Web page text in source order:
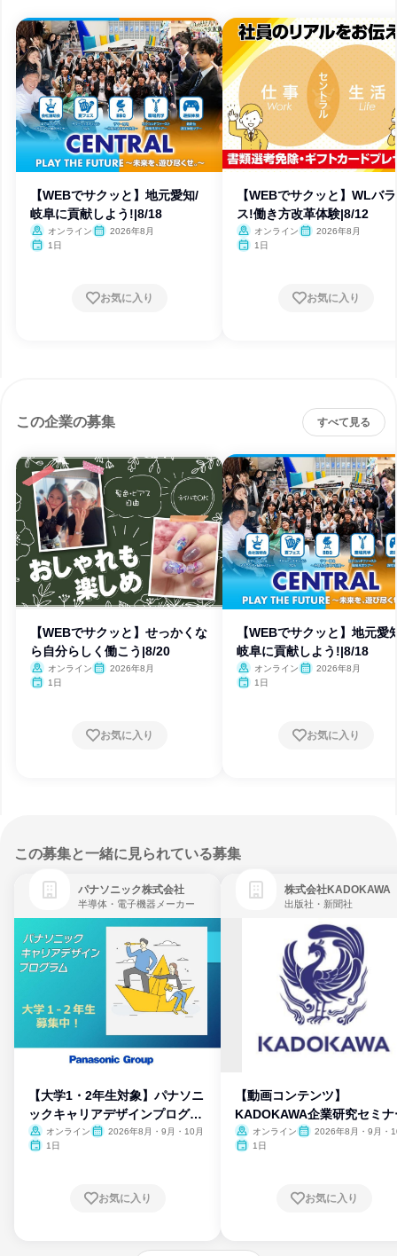
【WEBでサクッと】地元愛知/
岐阜に貢献しよう!|8/18
オンライン
2026年8月
1日
お気に入り
【WEBでサクッと】WLバ
ス!働き⽅改⾰体験|8/12
オンライン
2026年8月
1日
お気に入り
この企業の募集 すべて見る
【WEBでサクッと】せっかくな
ら自分らしく働こう|8/20
オンライン
2026年8月
1日
お気に入り
【WEBでサクッと】地元愛
岐阜に貢献しよう!|8/18
オンライン
2026年8月
1日
お気に入り
この募集と一緒に見られている募集
パナソニック株式会社
半導体・電子機器メーカー
【大学1・2年生対象】パナソニ
ックキャリアデザインプログラ
ム
オンライン
2026年8月・9月・10月
1日
お気に入り
株式会社KADOKAWA
出版社・新聞社
【動画コンテンツ】
KADOKAWA企業研究セミナ
オンライン
2026年8月・9月・
1日
お気に入り